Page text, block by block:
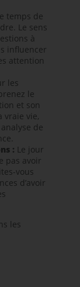
temps de
Le sens
à
influencer
attention
les
le
et son
vraie vie,
de
: Le jour
pas avoir
vous
d’avoir
les